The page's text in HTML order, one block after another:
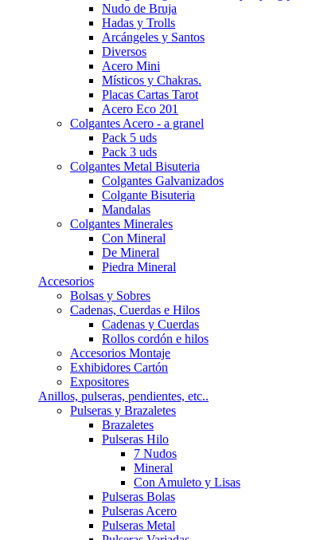
Nudo de Bruja
Hadas y Trolls
Arcángeles y Santos
Diversos
Acero Mini
Místicos y Chakras.
Placas Cartas Tarot
Acero Eco 201
Colgantes Acero - a granel
Pack 5 uds
Pack 3 uds
Colgantes Metal Bisuteria
Colgantes Galvanizados
Colgante Bisuteria
Mandalas
Colgantes Minerales
Con Mineral
De Mineral
Piedra Mineral
Accesorios
Bolsas y Sobres
Cadenas, Cuerdas e Hilos
Cadenas y Cuerdas
Rollos cordón e hilos
Accesorios Montaje
Exhibidores Cartón
Expositores
Anillos, pulseras, pendientes, etc..
Pulseras y Brazaletes
Brazaletes
Pulseras Hilo
7 Nudos
Mineral
Con Amuleto y Lisas
Pulseras Bolas
Pulseras Acero
Pulseras Metal